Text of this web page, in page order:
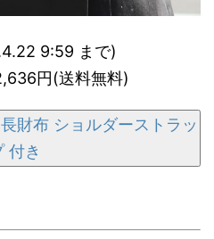
9:59 まで)
円(送料無料)
財布 ショルダーストラッ
付き